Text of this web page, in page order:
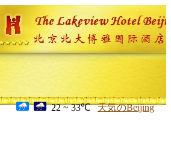
22 ~ 33℃ 天気のBeijing